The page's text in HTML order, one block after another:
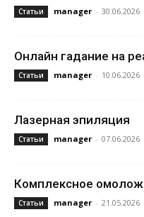
Статьи manager - 30.06.2026
Онлайн гадание на
Статьи manager - 10.06.2026
Лазерная эпиляция
Статьи manager - 07.06.2026
Комплексное
Статьи manager - 21.05.2026